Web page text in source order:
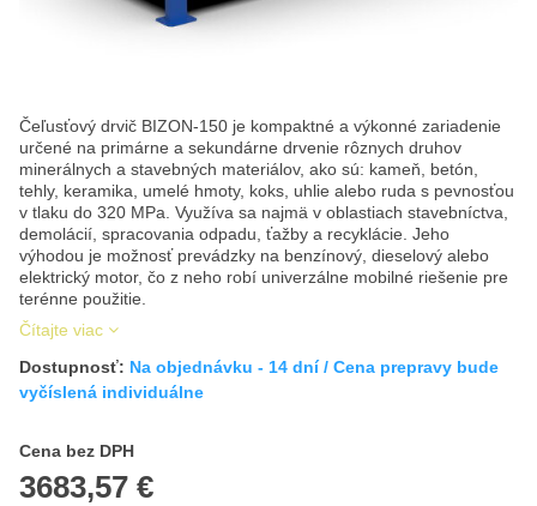
Čeľusťový drvič BIZON-150 je kompaktné a výkonné zariadenie
určené na primárne a sekundárne drvenie rôznych druhov
minerálnych a stavebných materiálov, ako sú: kameň, betón,
tehly, keramika, umelé hmoty, koks, uhlie alebo ruda s pevnosťou
v tlaku do 320 MPa. Využíva sa najmä v oblastiach stavebníctva,
demolácií, spracovania odpadu, ťažby a recyklácie. Jeho
výhodou je možnosť prevádzky na benzínový, dieselový alebo
elektrický motor, čo z neho robí univerzálne mobilné riešenie pre
terénne použitie.
Čítajte viac
Dostupnosť: Na objednávku - 14 dní / Cena prepravy bude
vyčíslená individuálne
Cena bez DPH
3683,57 €
Cena s DPH